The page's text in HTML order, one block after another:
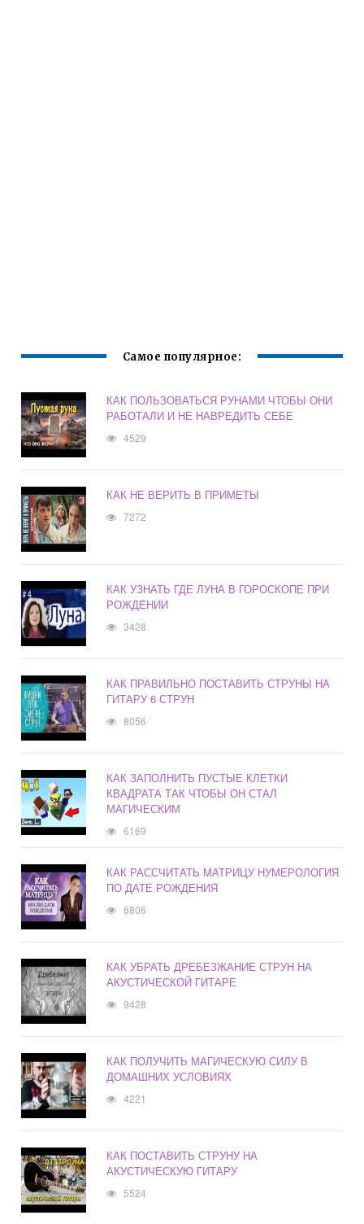
Самое популярное:
КАК ПОЛЬЗОВАТЬСЯ РУНАМИ ЧТОБЫ ОНИ
РАБОТАЛИ И НЕ НАВРЕДИТЬ СЕБЕ
4529
КАК НЕ ВЕРИТЬ В ПРИМЕТЫ
7272
КАК УЗНАТЬ ГДЕ ЛУНА В ГОРОСКОПЕ ПРИ
РОЖДЕНИИ
3428
КАК ПРАВИЛЬНО ПОСТАВИТЬ СТРУНЫ НА
ГИТАРУ 6 СТРУН
8056
КАК ЗАПОЛНИТЬ ПУСТЫЕ КЛЕТКИ
КВАДРАТА ТАК ЧТОБЫ ОН СТАЛ
МАГИЧЕСКИМ
6169
КАК РАССЧИТАТЬ МАТРИЦУ НУМЕРОЛОГИЯ
ПО ДАТЕ РОЖДЕНИЯ
6806
КАК УБРАТЬ ДРЕБЕЗЖАНИЕ СТРУН НА
АКУСТИЧЕСКОЙ ГИТАРЕ
9428
КАК ПОЛУЧИТЬ МАГИЧЕСКУЮ СИЛУ В
ДОМАШНИХ УСЛОВИЯХ
4221
КАК ПОСТАВИТЬ СТРУНУ НА
АКУСТИЧЕСКУЮ ГИТАРУ
5524